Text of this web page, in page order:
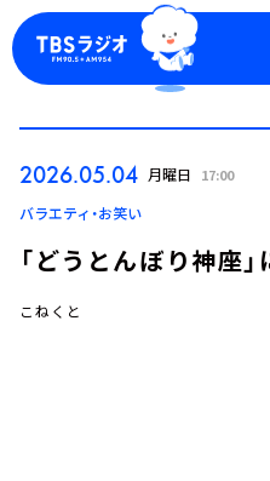
ログイン
2026.05.04 月曜日 17:00
バラエティ・お笑い
「どうとんぼり神座」
こねくと